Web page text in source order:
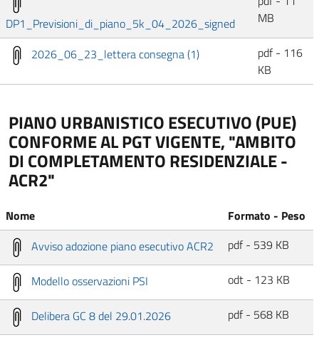
DP1_Previsioni_di_piano_5k_04_2026_signed
MB
2026_06_23_lettera consegna (1)
pdf - 116
KB
PIANO URBANISTICO ESECUTIVO (PUE)
CONFORME AL PGT VIGENTE, "AMBITO
DI COMPLETAMENTO RESIDENZIALE -
ACR2"
Nome
Formato - Peso
Avviso adozione piano esecutivo ACR2
pdf - 539 KB
Modello osservazioni PSI odt - 123 KB
Delibera GC 8 del 29.01.2026 pdf - 568 KB